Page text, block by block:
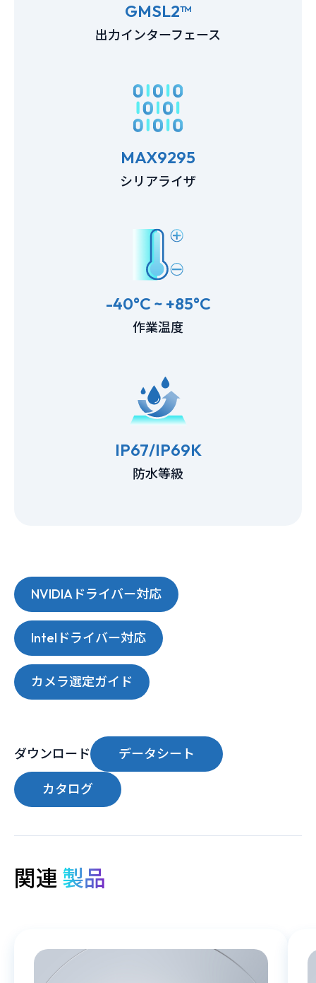
GMSL2™
出力インターフェース
MAX9295
シリアライザ
-40°C ~ +85°C
作業温度
IP67/IP69K
防水等級
NVIDIAドライバー対応
Intelドライバー対応
カメラ選定ガイド
ダウンロード データシート
カタログ
関連 製品